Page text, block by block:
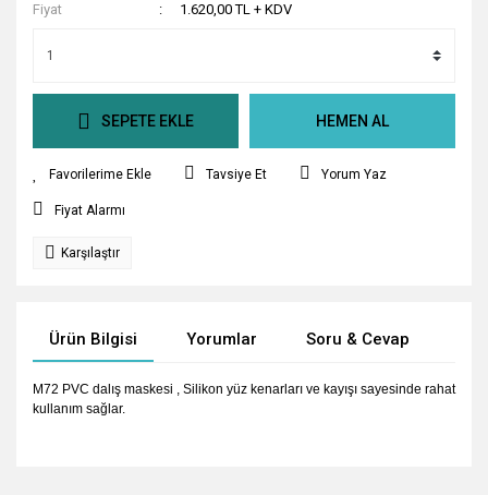
Fiyat
1.620,00 TL + KDV
SEPETE EKLE HEMEN AL
Tavsiye Et Yorum Yaz
Fiyat Alarmı
Karşılaştır
Ürün Bilgisi Yorumlar Soru & Cevap
M72 PVC dalış maskesi , Silikon yüz kenarları ve kayışı sayesinde rahat
kullanım sağlar.